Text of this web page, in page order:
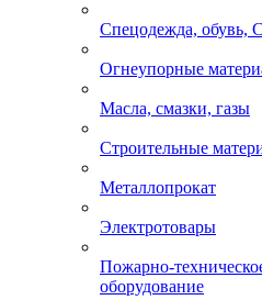
Спецодежда, обувь,
Огнеупорные
Масла, смазки, газы
Строительные
Металлопрокат
Электротовары
Пожарно-
оборудование